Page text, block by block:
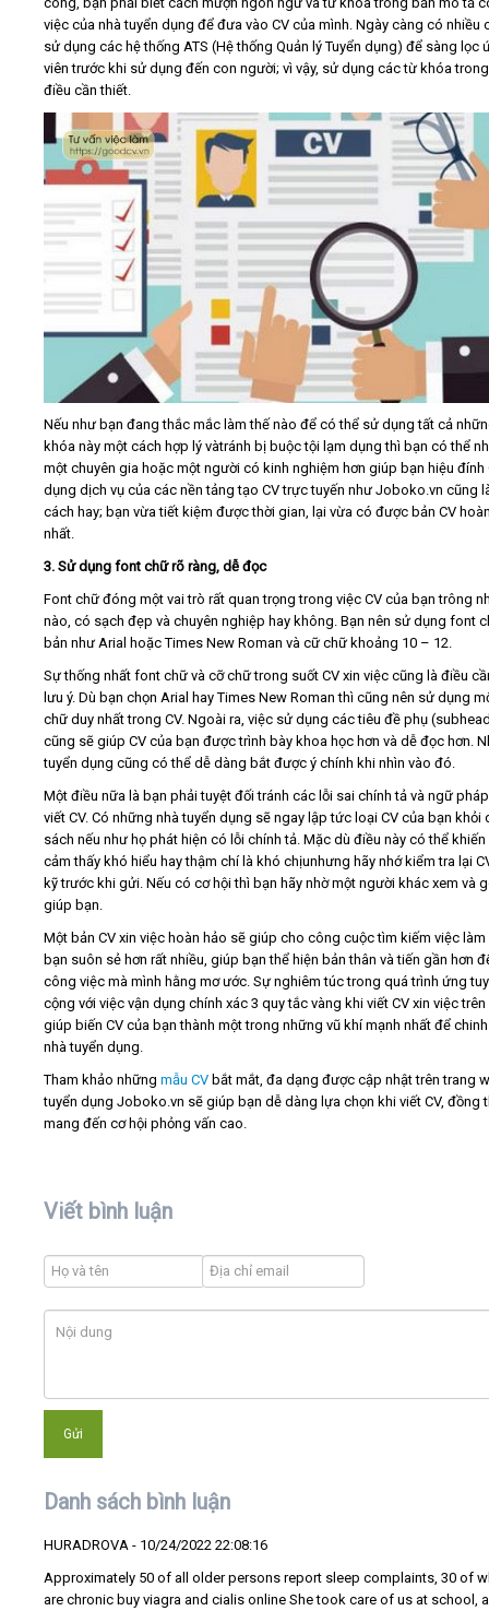
việc của nhà tuyển dụng để đưa vào CV của mình. Ngày càng có nhiều
sử dụng các hệ thống ATS (Hệ thống Quản lý Tuyển dụng) để sàng lọc
viên trước khi sử dụng đến con người; vì vậy, sử dụng các từ khóa trong
điều cần thiết.
Nếu như bạn đang thắc mắc làm thế nào để có thể sử dụng tất cả
khóa này một cách hợp lý vàtránh bị buộc tội lạm dụng thì bạn có thể
một chuyên gia hoặc một người có kinh nghiệm hơn giúp bạn hiệu đính
dụng dịch vụ của các nền tảng tạo CV trực tuyến như Joboko.vn cũng
cách hay; bạn vừa tiết kiệm được thời gian, lại vừa có được bản CV
nhất.
3. Sử dụng font chữ rõ ràng, dễ đọc
Font chữ đóng một vai trò rất quan trọng trong việc CV của bạn trông
nào, có sạch đẹp và chuyên nghiệp hay không. Bạn nên sử dụng font
bản như Arial hoặc Times New Roman và cữ chữ khoảng 10 – 12.
Sự thống nhất font chữ và cỡ chữ trong suốt CV xin việc cũng là điều
lưu ý. Dù bạn chọn Arial hay Times New Roman thì cũng nên sử dụng
chữ duy nhất trong CV. Ngoài ra, việc sử dụng các tiêu đề phụ
cũng sẽ giúp CV của bạn được trình bày khoa học hơn và dễ đọc hơn.
tuyển dụng cũng có thể dễ dàng bắt được ý chính khi nhìn vào đó.
Một điều nữa là bạn phải tuyệt đối tránh các lỗi sai chính tả và ngữ
viết CV. Có những nhà tuyển dụng sẽ ngay lập tức loại CV của bạn khỏi
sách nếu như họ phát hiện có lỗi chính tả. Mặc dù điều này có thể khiến
cảm thấy khó hiểu hay thậm chí là khó chịunhưng hãy nhớ kiểm tra lại
kỹ trước khi gửi. Nếu có cơ hội thì bạn hãy nhờ một người khác xem và
giúp bạn.
Một bản CV xin việc hoàn hảo sẽ giúp cho công cuộc tìm kiếm việc làm
bạn suôn sẻ hơn rất nhiều, giúp bạn thể hiện bản thân và tiến gần hơn
công việc mà mình hằng mơ ước. Sự nghiêm túc trong quá trình ứng
cộng với việc vận dụng chính xác 3 quy tắc vàng khi viết CV xin việc
giúp biến CV của bạn thành một trong những vũ khí mạnh nhất để
nhà tuyển dụng.
Tham khảo những mẫu CV bắt mắt, đa dạng được cập nhật trên trang
tuyển dụng Joboko.vn sẽ giúp bạn dễ dàng lựa chọn khi viết CV, đồng
mang đến cơ hội phỏng vấn cao.
Viết bình luận
Danh sách bình luận
HURADROVA - 10/24/2022 22:08:16
Approximately 50 of all older persons report sleep complaints, 30 of
are chronic buy viagra and cialis online She took care of us at school,